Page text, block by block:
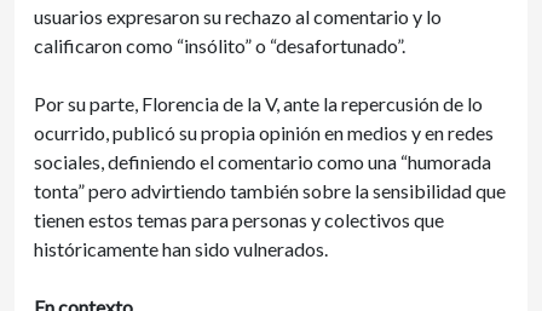
usuarios expresaron su rechazo al comentario y lo
calificaron como “insólito” o “desafortunado”.
Por su parte, Florencia de la V, ante la repercusión de lo
ocurrido, publicó su propia opinión en medios y en redes
sociales, definiendo el comentario como una “humorada
tonta” pero advirtiendo también sobre la sensibilidad que
tienen estos temas para personas y colectivos que
históricamente han sido vulnerados.